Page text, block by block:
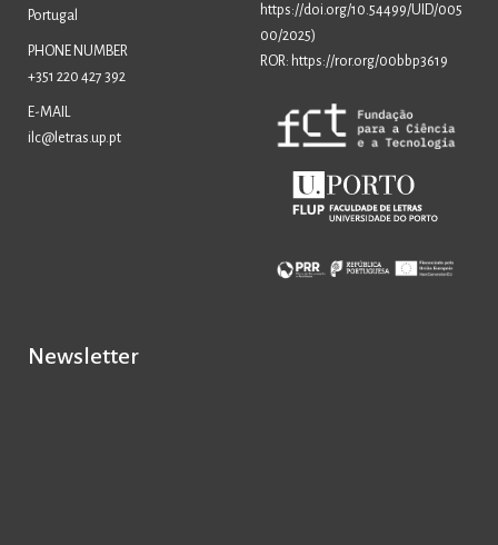
Portugal
PHONE NUMBER
+351 220 427 392
E-MAIL
ilc@letras.up.pt
https://doi.org/10.54499/UID/005
00/2025)
ROR: https://ror.org/00bbp3619
Newsletter